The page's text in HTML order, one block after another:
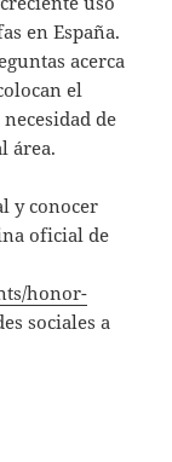
en España.
acerca
el
de
área.
y conocer
oficial de
honor-
sociales a